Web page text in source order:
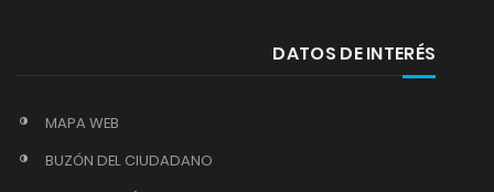
DATOS DE INTERÉS
MAPA WEB
BUZÓN DEL CIUDADANO